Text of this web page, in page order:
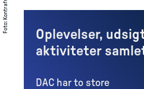
Foto
:
Oplevelser,
aktiviteter
DAC har to store